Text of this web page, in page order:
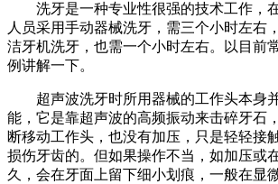
洗牙是一种专业性很强的技术工作，
人员采用手动器械洗牙，需三个小时左右
洁牙机洗牙，也需一个小时左右。以目前
例讲解一下。
超声波洗牙时所用器械的工作头本身
能，它是靠超声波的高频振动来击碎牙石
断移动工作头，也没有加压，只是轻轻接
损伤牙齿的。但如果操作不当，如加压或
久，会在牙面上留下细小划痕，一般在显